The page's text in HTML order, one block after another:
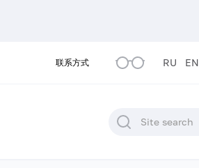
联系方式 RU EN